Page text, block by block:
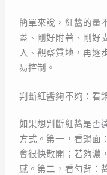
簡單來說，紅醬的量
蓋、剛好附著、剛好
入、觀察質地，再逐
易控制。
判斷紅醬夠不夠：看
如果想判斷紅醬是否
方式。第一，看鍋面
會很快散開；若夠濃
感。第二，看勺背：